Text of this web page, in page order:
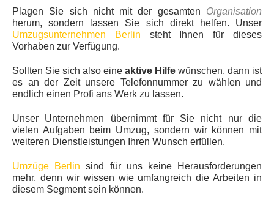
Plagen Sie sich nicht mit der gesamten Organisation
herum, sondern lassen Sie sich direkt helfen. Unser
Umzugsunternehmen Berlin steht Ihnen für dieses
Vorhaben zur Verfügung.
Sollten Sie sich also eine aktive Hilfe wünschen, dann ist
es an der Zeit unsere Telefonnummer zu wählen und
endlich einen Profi ans Werk zu lassen.
Unser Unternehmen übernimmt für Sie nicht nur die
vielen Aufgaben beim Umzug, sondern wir können mit
weiteren Dienstleistungen Ihren Wunsch erfüllen.
Umzüge Berlin sind für uns keine Herausforderungen
mehr, denn wir wissen wie umfangreich die Arbeiten in
diesem Segment sein können.